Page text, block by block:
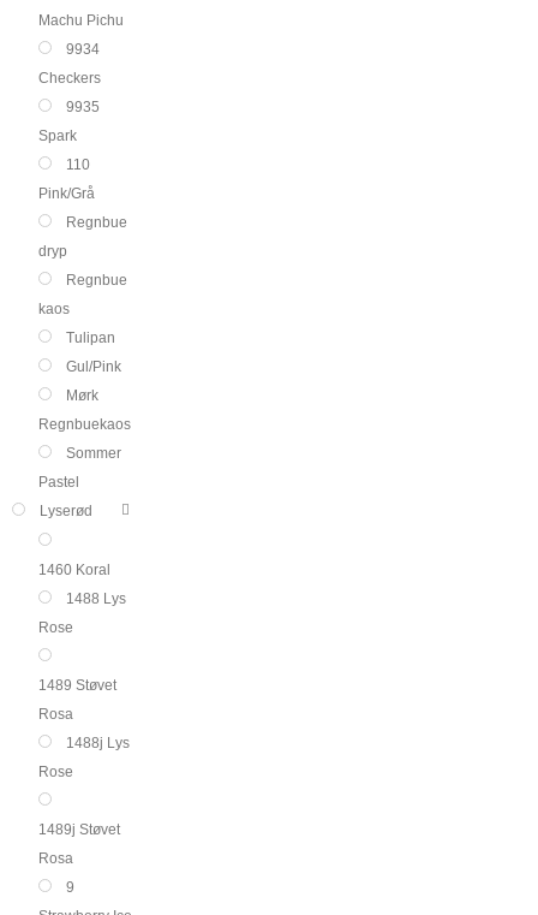
Machu Pichu
9934
Checkers
9935
Spark
110
Pink/Grå
Regnbue
dryp
Regnbue
kaos
Tulipan
Gul/Pink
Mørk
Regnbuekaos
Sommer
Pastel
Lyserød
1460 Koral
1488 Lys
Rose
1489 Støvet
Rosa
1488j Lys
Rose
1489j Støvet
Rosa
9